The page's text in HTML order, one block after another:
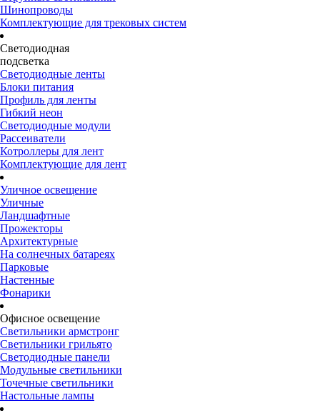
Шинопроводы
Комплектующие для трековых систем
Светодиодная
подсветка
Светодиодные ленты
Блоки питания
Профиль для ленты
Гибкий неон
Светодиодные модули
Рассеиватели
Котроллеры для лент
Комплектующие для лент
Уличное освещение
Уличные
Ландшафтные
Прожекторы
Архитектурные
На солнечных батареях
Парковые
Настенные
Фонарики
Офисное освещение
Светильники армстронг
Светильники грильято
Светодиодные панели
Модульные светильники
Точечные светильники
Настольные лампы